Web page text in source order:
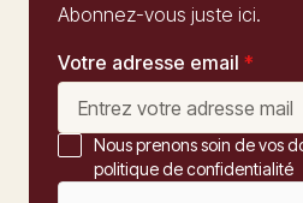
Abonnez-vous juste ici.
Votre adresse email *
Nous prenons soin de vos
politique de confidentialité